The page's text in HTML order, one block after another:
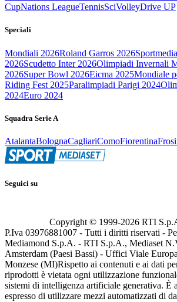
CupNations LeagueTennisSciVolleyDrive UP
Speciali
Mondiali 2026Roland Garros 2026
2026Scudetto Inter 2026Olimpiadi Invernali
2026Super Bowl 2026Eicma 2025Mondiale
Riding Fest 2025Paralimpiadi Parigi 2024
2024Euro 2024
Squadra Serie A
AtalantaBolognaCagliariComoFiorentina
Seguici su
Copyright © 1999-2026 RTI
P.Iva 03976881007 - Tutti i diritti riservati -
Mediamond S.p.A. - RTI S.p.A., Mediaset
Amsterdam (Paesi Bassi) - Uffici Viale
Monzese (MI)Rispetto ai contenuti e ai dati
riprodotti è vietata ogni utilizzazione
sistemi di intelligenza artificiale generativa. È
espresso di utilizzare mezzi automatizzati di